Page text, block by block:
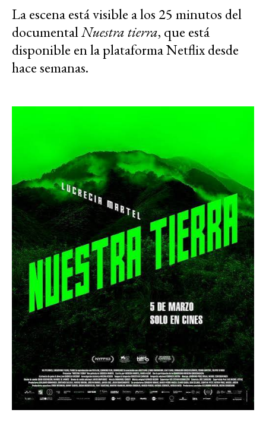
La escena está visible a los 25 minutos del
documentalNuestra tierra, que está
disponible en la plataforma Netflix desde
hace semanas.